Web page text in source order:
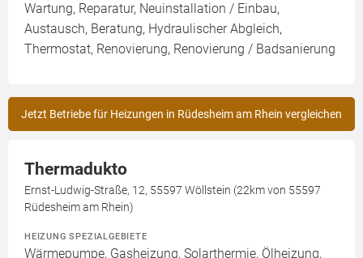
Wartung, Reparatur, Neuinstallation / Einbau,
Austausch, Beratung, Hydraulischer Abgleich,
Thermostat, Renovierung, Renovierung / Badsanierung
Jetzt Betriebe für Heizungen in Rüdesheim am Rhein vergleichen
Thermadukto
Ernst-Ludwig-Straße, 12, 55597 Wöllstein (22km von 55597
Rüdesheim am Rhein)
HEIZUNG SPEZIALGEBIETE
Wärmepumpe, Gasheizung, Solarthermie, Ölheizung,